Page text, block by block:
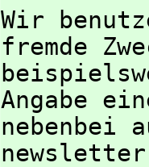
Wir
fremde
Angabe
nebenbei